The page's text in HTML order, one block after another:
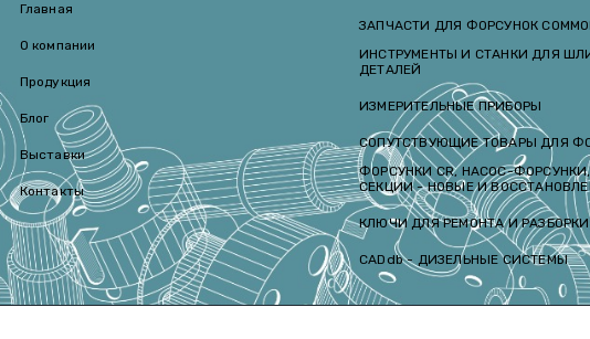
Главная
О компании
Продукция
Блог
Выставки
Контакты
ЗАПЧАСТИ ДЛЯ ФОРСУНОК
ИНСТРУМЕНТЫ И СТАНКИ ДЛЯ
ДЕТАЛЕЙ
ИЗМЕРИТЕЛЬНЫЕ ПРИБОРЫ
СОПУТСТВУЮЩИЕ ТОВАРЫ ДЛЯ
ФОРСУНКИ CR, НАСОС-
СЕКЦИИ - НОВЫЕ И
КЛЮЧИ ДЛЯ РЕМОНТА И
CADdb - ДИЗЕЛЬНЫЕ СИСТЕМЫ